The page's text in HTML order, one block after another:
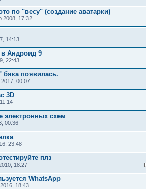
по "весу" (создание аватарки)
2008, 17:32
14:13
Андроид 9
22:43
бяка появилась.
00:07
3D
электронных схем
00:36
23:48
плз
18:27
WhatsApp
18:43